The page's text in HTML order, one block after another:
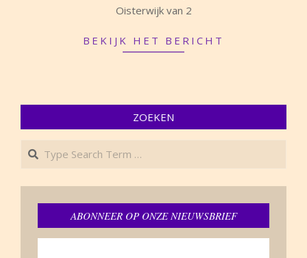
Oisterwijk van 2
BEKIJK HET BERICHT
ZOEKEN
Search
ABONNEER OP ONZE NIEUWSBRIEF